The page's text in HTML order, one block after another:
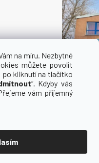
na míru. Nezbytné
můžete povolit
po kliknutí na tlačítko
“. Kdyby vás
vám příjemný